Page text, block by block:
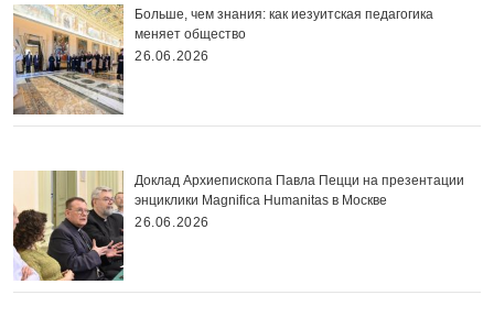
Больше, чем знания: как иезуитская педагогика
меняет общество
26.06.2026
Доклад Архиепископа Павла Пецци на презентации
энциклики Magnifica Нumanitas в Москве
26.06.2026